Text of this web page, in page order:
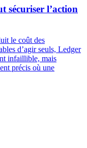
sécuriser l’action
le coût des
d’agir seuls, Ledger
infaillible, mais
précis où une